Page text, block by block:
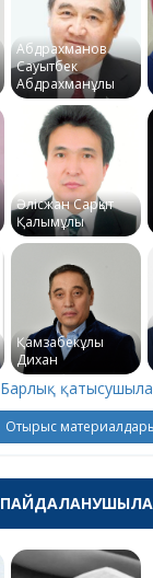
Абдрахманов
Сауытбек
Абдрахманұлы
Әлісжан Сарқыт
Қалымұлы
Қамзабекұлы
Дихан
Барлық
Отырыс